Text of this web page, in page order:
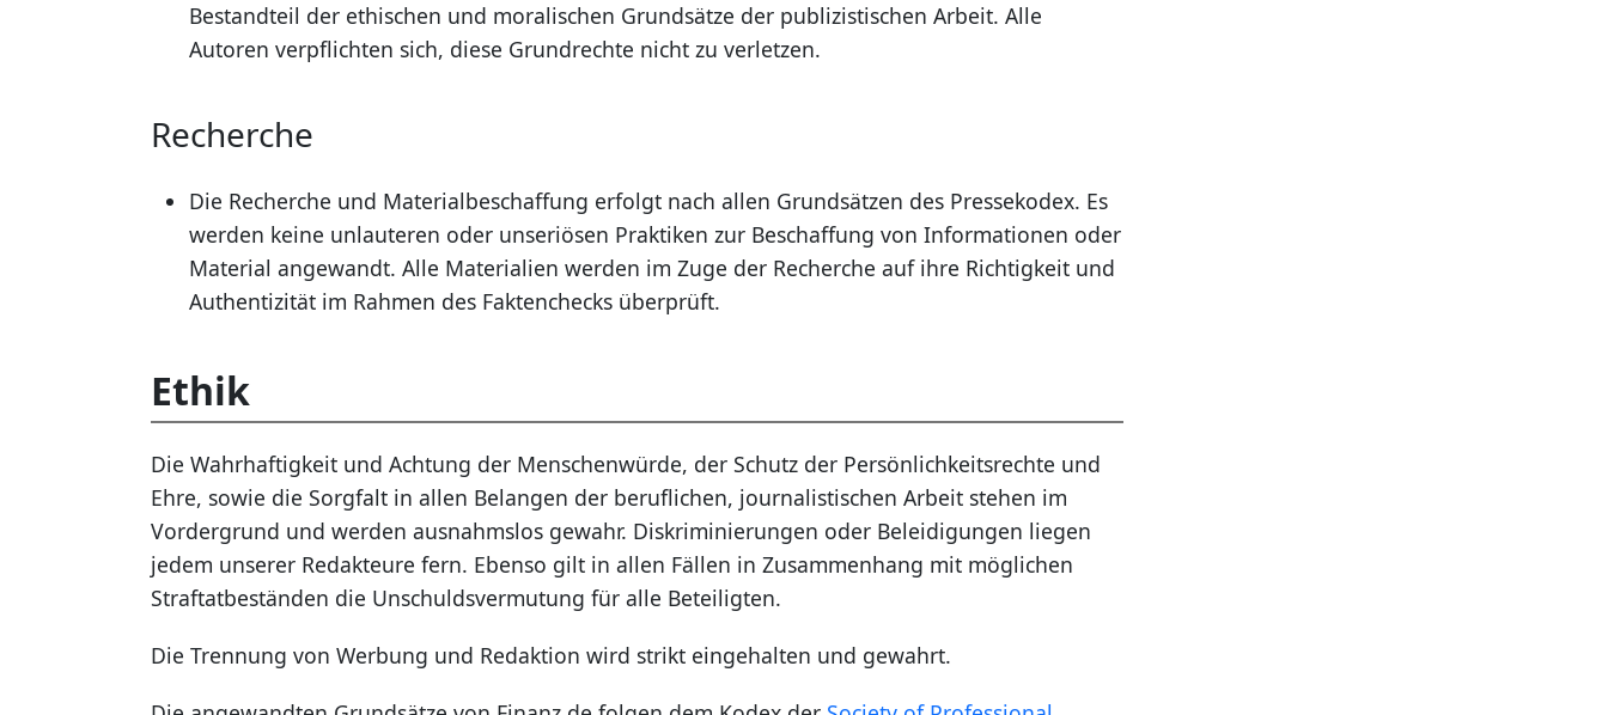
Bestandteil der ethischen und moralischen Grundsätze der publizistischen Arbeit. Alle
Autoren verpflichten sich, diese Grundrechte nicht zu verletzen.
Recherche
Die Recherche und Materialbeschaffung erfolgt nach allen Grundsätzen des Pressekodex. Es
werden keine unlauteren oder unseriösen Praktiken zur Beschaffung von Informationen oder
Material angewandt. Alle Materialien werden im Zuge der Recherche auf ihre Richtigkeit und
Authentizität im Rahmen des Faktenchecks überprüft.
Ethik
Die Wahrhaftigkeit und Achtung der Menschenwürde, der Schutz der Persönlichkeitsrechte und
Ehre, sowie die Sorgfalt in allen Belangen der beruflichen, journalistischen Arbeit stehen im
Vordergrund und werden ausnahmslos gewahr. Diskriminierungen oder Beleidigungen liegen
jedem unserer Redakteure fern. Ebenso gilt in allen Fällen in Zusammenhang mit möglichen
Straftatbeständen die Unschuldsvermutung für alle Beteiligten.
Die Trennung von Werbung und Redaktion wird strikt eingehalten und gewahrt.